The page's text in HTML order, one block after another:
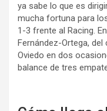
ya sabe lo que es
mucha fortuna para
1-3 frente al Racing.
Fernández-Ortega,
Oviedo en dos
balance de tres